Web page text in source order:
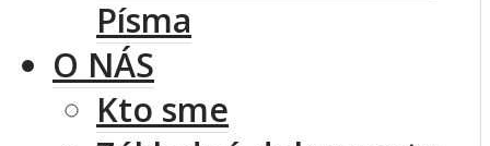
Písma
O NÁS
Kto sme